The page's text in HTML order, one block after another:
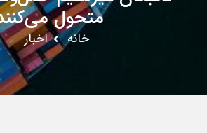
متحول
خانه اخبار